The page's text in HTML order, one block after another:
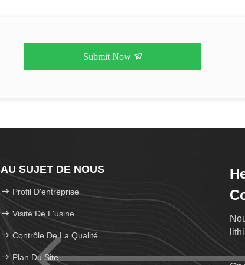
Submit Now
AU SUJET DE NOUS
Profil D'entreprise
Visite De L'usine
Contrôle De La Qualité
Plan Du Site